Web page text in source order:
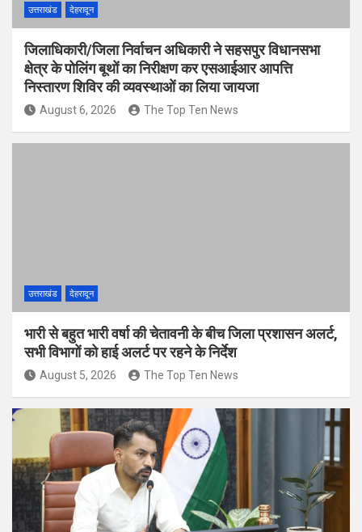
उत्तराखंड देहरादून
जिलाधिकारी/जिला निर्वाचन अधिकारी ने सहसपुर विधानसभा
क्षेत्र के पोलिंग बूथों का निरीक्षण कर एसआईआर आपत्ति
निस्तारण शिविर की व्यवस्थाओं का लिया जायजा
August 6, 2026 The Top Ten News
उत्तराखंड देहरादून
भारी से बहुत भारी वर्षा की चेतावनी के बीच जिला प्रशासन अलर्ट,
सभी विभागों को हाई अलर्ट पर रहने के निर्देश
August 5, 2026 The Top Ten News